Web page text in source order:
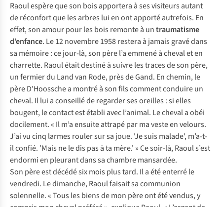
Raoul espère que son bois apportera à ses visiteurs autant
de réconfort que les arbres lui en ont apporté autrefois. En
effet, son amour pour les bois remonte à untraumatisme
d’enfance. Le 12 novembre 1958 restera à jamais gravé dans
sa mémoire : ce jour-là, son père l’a emmené à cheval et en
charrette. Raoul était destiné à suivre les traces de son père,
un fermier du Land van Rode, près de Gand. En chemin, le
père D’Hoossche a montré à son fils comment conduire un
cheval. Il lui a conseillé de regarder ses oreilles : si elles
bougent, le contact est établi avec l’animal. Le cheval a obéi
docilement. « Il m’a ensuite attrapé par ma veste en velours.
J’ai vu cinq larmes rouler sur sa joue. 'Je suis malade', m’a-t-
il confié. 'Mais ne le dis pas à ta mère.' » Ce soir-là, Raoul s’est
endormi en pleurant dans sa chambre mansardée.
Son père est décédé six mois plus tard. Il a été enterré le
vendredi. Le dimanche, Raoul faisait sa communion
solennelle. « Tous les biens de mon père ont été vendus, y